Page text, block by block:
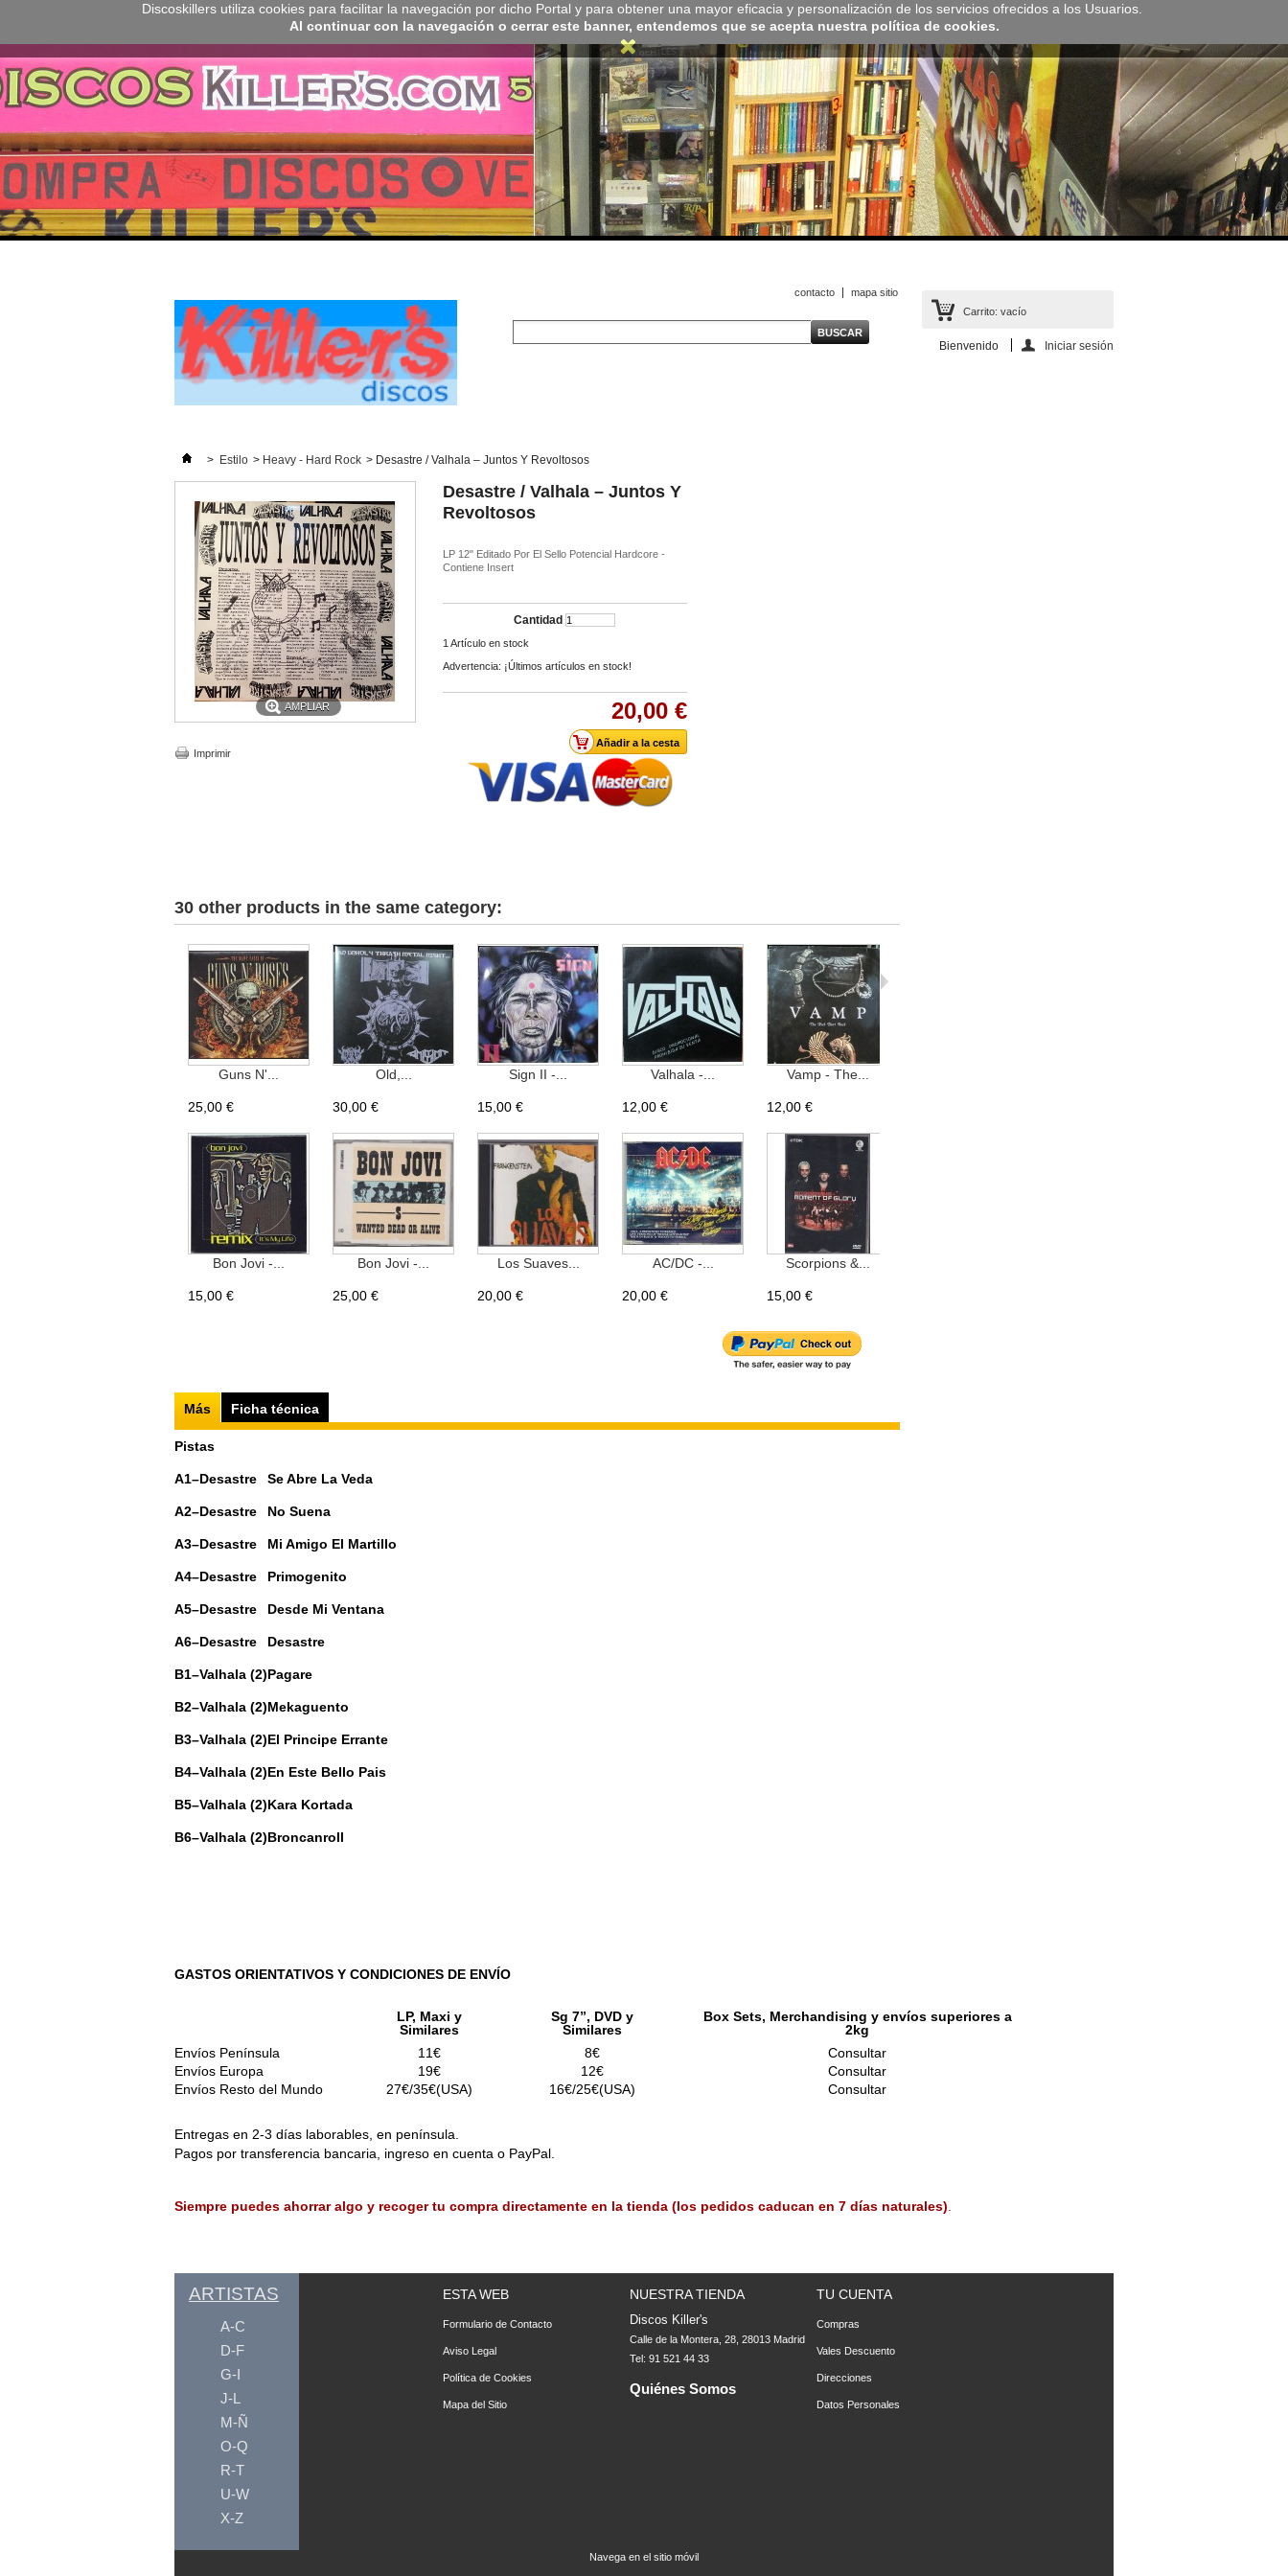
Discoskillers utiliza cookies para facilitar la navegación por dicho Portal y para obtener una mayor eficacia y personalización de los servicios ofrecidos a los Usuarios.
Al continuar con la navegación o cerrar este banner, entendemos que se acepta nuestra política de cookies.
Carrito: vacío
Bienvenido Iniciar sesión
contacto mapa sitio
> Estilo > Heavy - Hard Rock > Desastre / Valhala ‎– Juntos Y Revoltosos
AMPLIAR
Imprimir
Desastre / Valhala ‎– Juntos Y
Revoltosos
LP 12" Editado Por El Sello Potencial Hardcore -
Contiene Insert
Cantidad
1 Artículo en stock
Advertencia: ¡Últimos artículos en stock!
20,00 €
30 other products in the same category:
Guns N'...
25,00 €
Old,...
30,00 €
Sign II -...
15,00 €
Valhala -...
12,00 €
Vamp - The...
12,00 €
Bon Jovi -...
15,00 €
Bon Jovi -...
25,00 €
Los Suaves...
20,00 €
AC/DC -...
20,00 €
Scorpions &...
15,00 €
Más Ficha técnica
Pistas
A1–Desastre Se Abre La Veda
A2–Desastre No Suena
A3–Desastre Mi Amigo El Martillo
A4–Desastre Primogenito
A5–Desastre Desde Mi Ventana
A6–Desastre Desastre
B1–Valhala (2)Pagare
B2–Valhala (2)Mekaguento
B3–Valhala (2)El Principe Errante
B4–Valhala (2)En Este Bello Pais
B5–Valhala (2)Kara Kortada
B6–Valhala (2)Broncanroll
GASTOS ORIENTATIVOS Y CONDICIONES DE ENVÍO
LP, Maxi y
Similares
Sg 7”, DVD y
Similares
Box Sets, Merchandising y envíos superiores a
2kg
Envíos Península
11€ 8€
Consultar
Envíos Europa
19€ 12€
Consultar
Envíos Resto del Mundo
27€/35€(USA) 16€/25€(USA) Consultar
Entregas en 2-3 días laborables, en península.
Pagos por transferencia bancaria, ingreso en cuenta o PayPal.
Siempre puedes ahorrar algo y recoger tu compra directamente en la tienda (los pedidos caducan en 7 días naturales)
ARTISTAS
A-C
D-F
G-I
J-L
M-Ñ
O-Q
R-T
U-W
X-Z
ESTA WEB
Formulario de Contacto
Aviso Legal
Política de Cookies
Mapa del Sitio
NUESTRA TIENDA
Discos Killer's
Calle de la Montera, 28, 28013 Madrid
Tel: 91 521 44 33
Quiénes Somos
TU CUENTA
Compras
Vales Descuento
Direcciones
Datos Personales
Navega en el sitio móvil